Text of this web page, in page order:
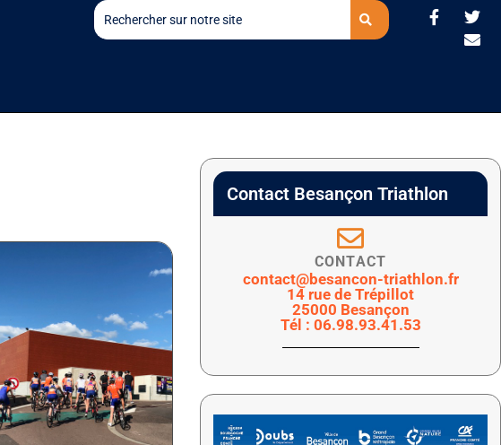
Contact Besançon Triathlon
CONTACT
contact@besancon-triathlon.fr
14 rue de Trépillot
25000 Besançon
Tél : 06.98.93.41.53